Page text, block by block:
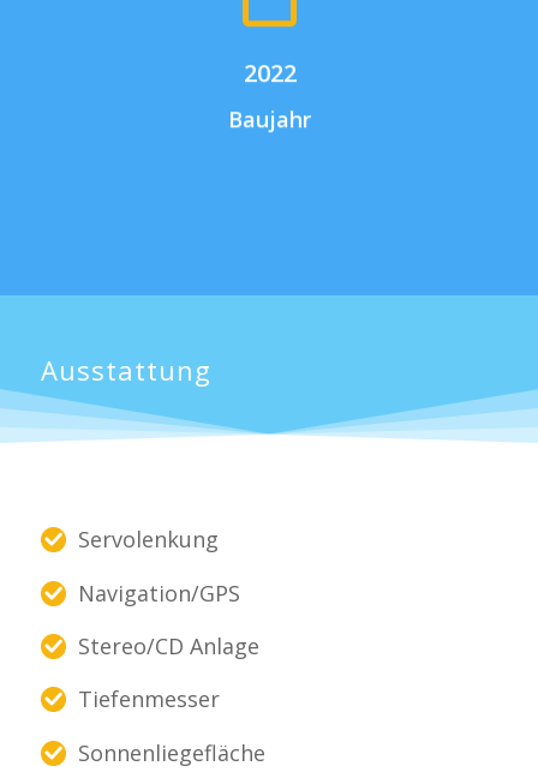
2022
Baujahr
Ausstattung
Servolenkung
Navigation/GPS
Stereo/CD Anlage
Tiefenmesser
Sonnenliegefläche